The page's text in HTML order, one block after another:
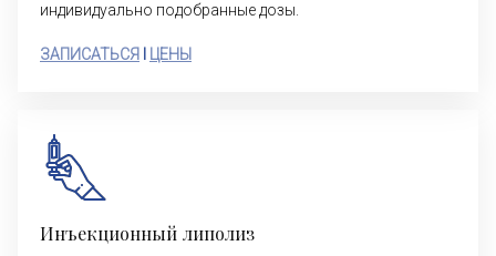
индивидуально подобранные дозы.
ЗАПИСАТЬСЯ ЦЕНЫ
Инъекционный липолиз